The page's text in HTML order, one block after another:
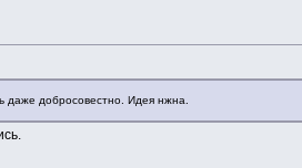
даже добросовестно. Идея нжна.